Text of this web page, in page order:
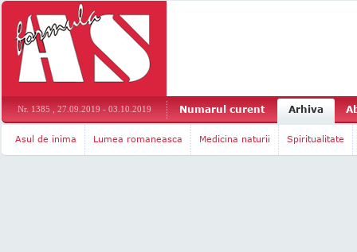
Nr. 1385 , 27.09.2019 - 03.10.2019 Numarul curent Arhiva
Asul de inima Lumea romaneasca Medicina naturii Spiritualitate